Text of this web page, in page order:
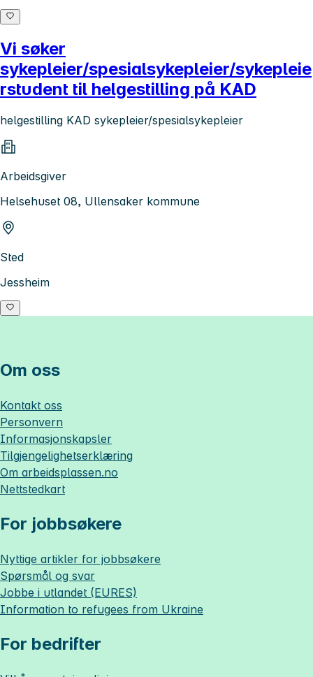
Vi søker
sykepleier/spesialsykepleier/sykepleie
rstudent til helgestilling på KAD
helgestilling KAD sykepleier/spesialsykepleier
Arbeidsgiver
Helsehuset 08, Ullensaker kommune
Sted
Jessheim
Om oss
Kontakt oss
Personvern
Informasjonskapsler
Tilgjengelighetserklæring
Om arbeidsplassen.no
Nettstedkart
For jobbsøkere
Nyttige artikler for jobbsøkere
Spørsmål og svar
Jobbe i utlandet (EURES)
Information to refugees from Ukraine
For bedrifter